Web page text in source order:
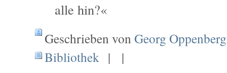
alle hin?«
Geschrieben vonGeorg Oppenberg
Bibliothek | |